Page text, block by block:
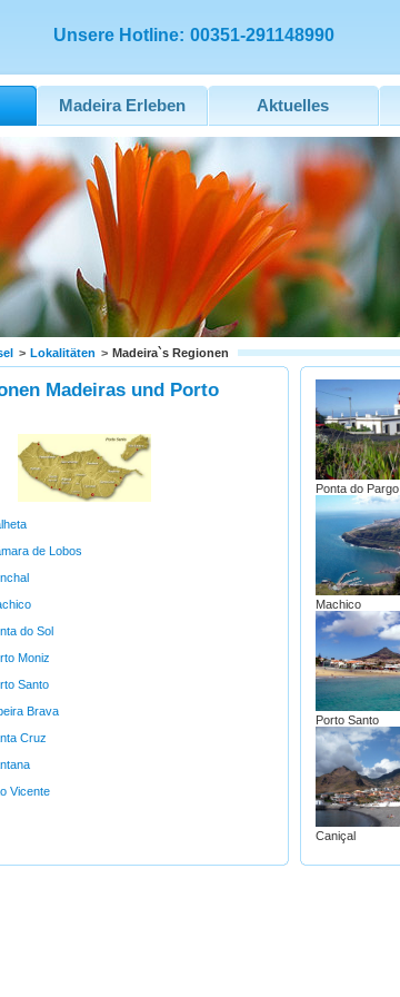
Unsere Hotline: 00351-291148990
Madeira Erleben Aktuelles
> Lokalitäten > Madeira`s Regionen
Madeiras und Porto
de Lobos
do Sol
Moniz
Santo
Brava
Cruz
Vicente
Ponta do Pargo
Machico
Porto Santo
Caniçal